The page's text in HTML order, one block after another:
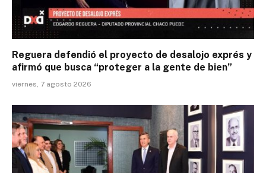
Reguera defendió el proyecto de desalojo exprés y
afirmó que busca “proteger a la gente de bien”
viernes, 7 agosto 2026